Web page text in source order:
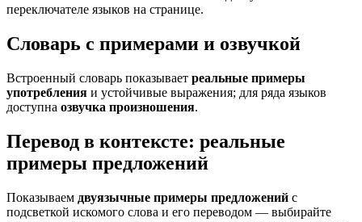
переключателе языков на странице.
Словарь с примерами и озвучкой
Встроенный словарь показывает реальные примеры
употребления и устойчивые выражения; для ряда языков
доступна озвучка произношения.
Перевод в контексте: реальные
примеры предложений
Показываем двуязычные примеры предложений с
подсветкой искомого слова и его переводом — выбирайте